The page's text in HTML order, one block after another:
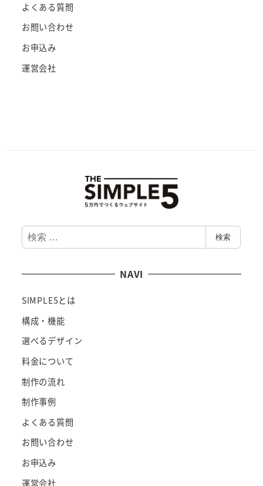
よくある質問
お問い合わせ
お申込み
運営会社
検
索
検索
NAVI
SIMPLE5とは
構成・機能
選べるデザイン
料金について
制作の流れ
制作事例
よくある質問
お問い合わせ
お申込み
運営会社